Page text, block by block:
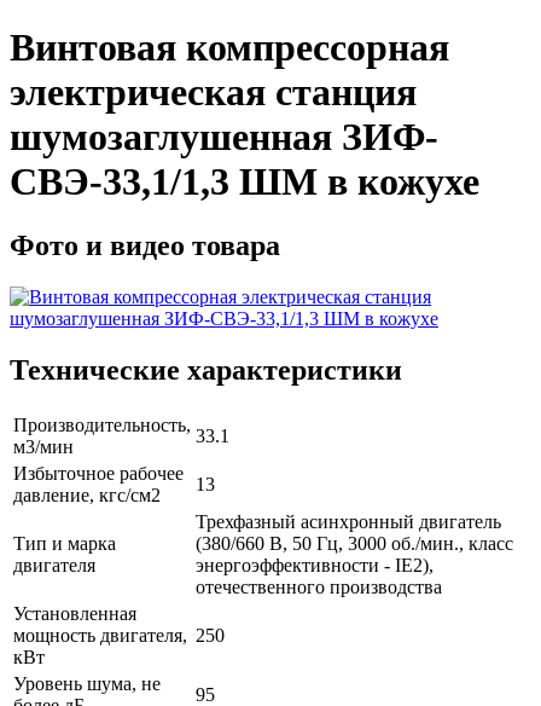
Винтовая компрессорная
электрическая станция
шумозаглушенная ЗИФ-
СВЭ-33,1/1,3 ШМ в кожухе
Фото и видео товара
Технические характеристики
Производительность,
м3/мин
33.1
Избыточное рабочее
давление, кгс/см2
13
Тип и марка
двигателя
Трехфазный асинхронный двигатель
(380/660 В, 50 Гц, 3000 об./мин., класс
энергоэффективности - IE2),
отечественного производства
Установленная
мощность двигателя,
кВт
250
Уровень шума, не
95